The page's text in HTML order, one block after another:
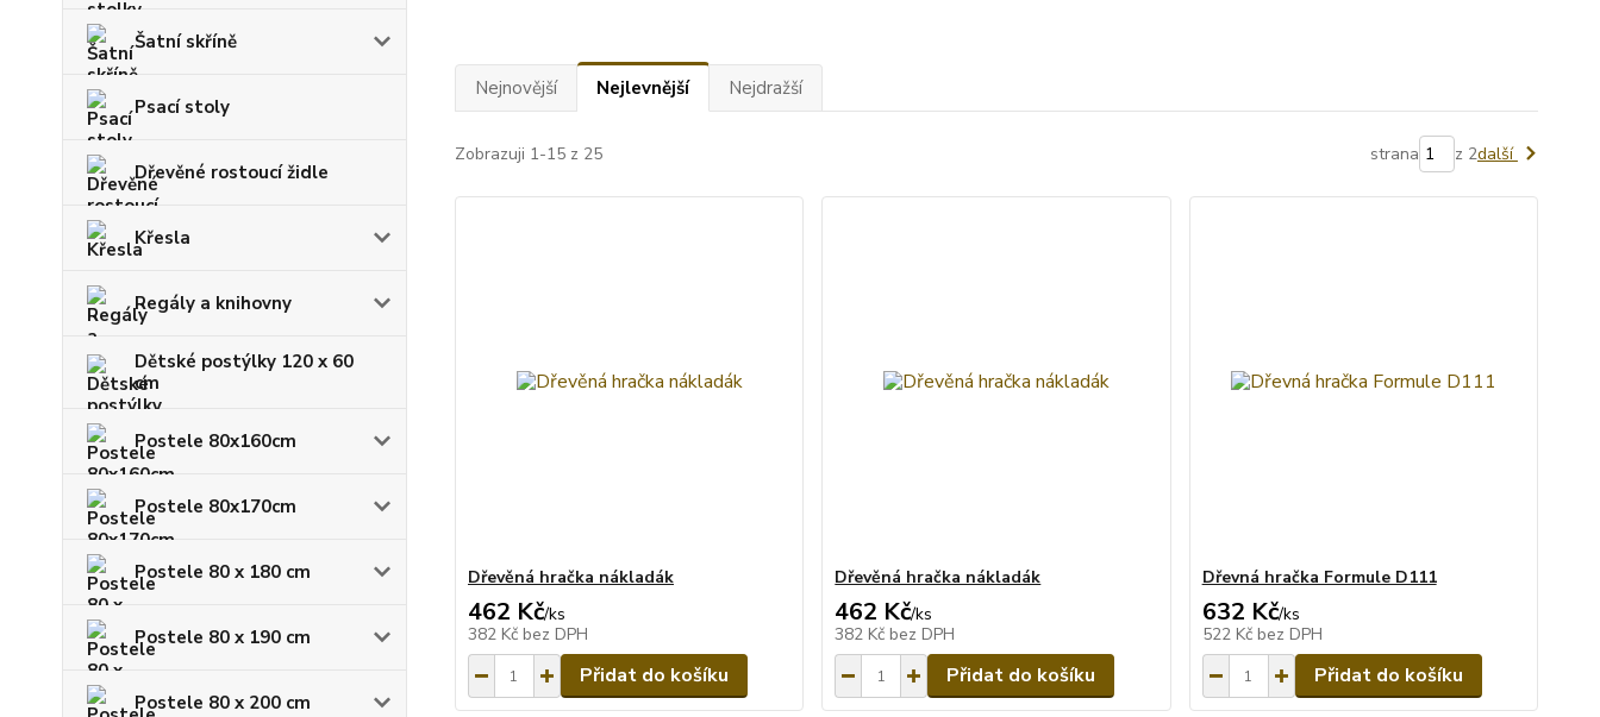
Šatní skříně
Psací stoly
Dřevěné rostoucí židle
Křesla
Regály a knihovny
Dětské postýlky 120 x 60
cm
Postele 80x160cm
Postele 80x170cm
Postele 80 x 180 cm
Postele 80 x 190 cm
Postele 80 x 200 cm
Nejnovější Nejlevnější Nejdražší
Zobrazuji 1-15 z 25 strana z 2další
Dřevěná hračka nákladák
462 Kč/ks
382 Kč bez DPH
Přidat do košíku
Dřevěná hračka nákladák
462 Kč/ks
382 Kč bez DPH
Přidat do košíku
Dřevná hračka Formule D111
632 Kč/ks
522 Kč bez DPH
Přidat do košíku